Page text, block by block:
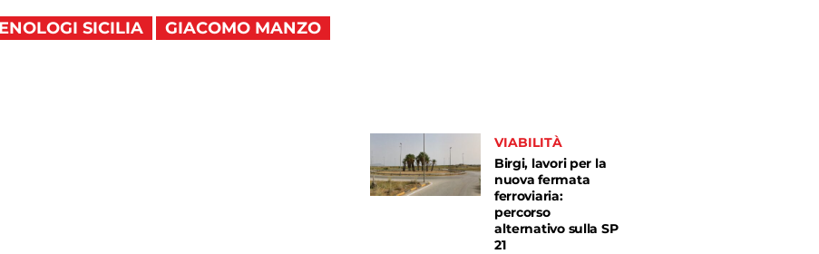
SICILIA GIACOMO MANZO
VIABILITÀ
Birgi, lavori per la
nuova fermata
ferroviaria:
percorso
alternativo sulla SP
21